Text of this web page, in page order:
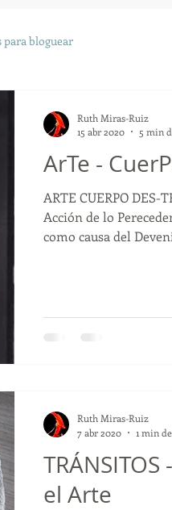
para bloguear
ArTe -
ARTE CUERPO DES-TRUCCIÓN La inquietante Sublim-
Acción de lo
como causa del
Ruth Miras-Ruiz
15 abr 2020
5 min
el Arte
Ruth Miras-Ruiz
7 abr 2020
1 min